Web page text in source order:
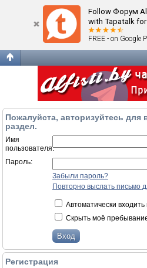
Follow Форум
with Tapatalk
FREE - on Google
Пожалуйста, авторизуйтесь
раздел.
Имя
пользователя:
Пароль:
Забыли пароль?
Повторно выслать письмо
Автоматически
Скрыть моё
Регистрация